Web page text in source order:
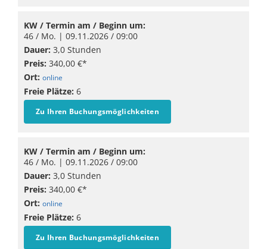
KW / Termin am / Beginn um:
46 / Mo. | 09.11.2026 / 09:00
Dauer: 3,0 Stunden
Preis: 340,00 €*
Ort: online
Freie Plätze: 6
Zu Ihren Buchungsmöglichkeiten
KW / Termin am / Beginn um:
46 / Mo. | 09.11.2026 / 09:00
Dauer: 3,0 Stunden
Preis: 340,00 €*
Ort: online
Freie Plätze: 6
Zu Ihren Buchungsmöglichkeiten